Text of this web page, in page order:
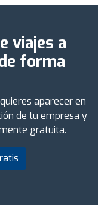
viajes a
forma
aparecer en
de tu empresa y
gratuita.